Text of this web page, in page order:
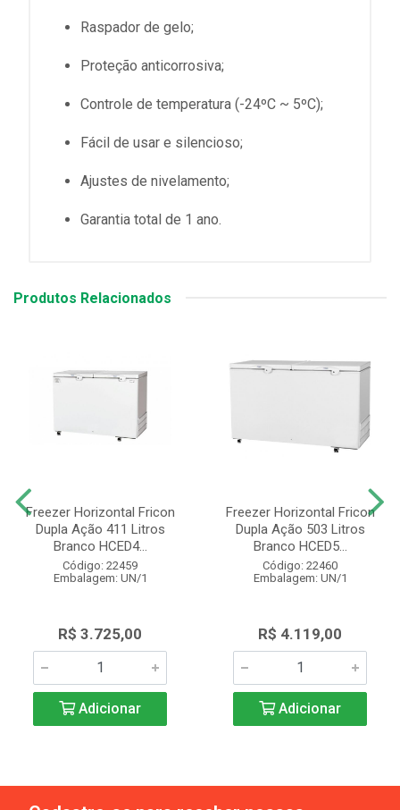
Raspador de gelo;
Proteção anticorrosiva;
Controle de temperatura (-24ºC ~ 5ºC);
Fácil de usar e silencioso;
Ajustes de nivelamento;
Garantia total de 1 ano.
Produtos Relacionados
Freezer Horizontal Fricon
Dupla Ação 411 Litros
Branco HCED4...
Código: 22459
Embalagem: UN/1
R$ 3.725,00
Adicionar
Freezer Horizontal Fricon
Dupla Ação 503 Litros
Branco HCED5...
Código: 22460
Embalagem: UN/1
R$ 4.119,00
Adicionar